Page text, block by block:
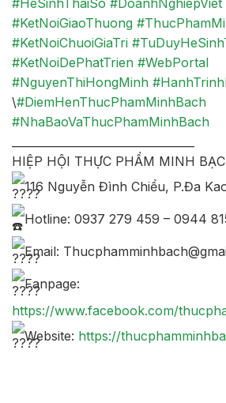
#HeSinhThaiSo #DoanhNghiepViet
#KetNoiGiaoThuong
#KetNoiChuoiGiaTri
#KetNoiDePhatTrien #WebPortal
#NguyenThiHongMinh
\#DiemHenThucPhamMinhBach
#NhaBaoVaThucPhamMinhBach
HIỆP HỘI THỰC PHẨM MINH
116 Nguyễn Đình Chiểu, P.Đa
Hotline: 0937 279 459 – 0944
Email:
Fanpage:
https://www.facebook.com/
Website: https://